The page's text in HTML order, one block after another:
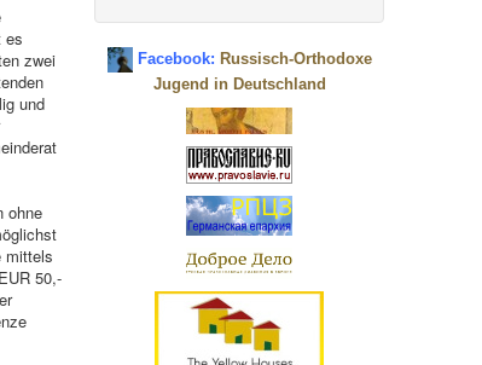
es
zwei
und
ohne
mittels
50,-
Facebook: Russisch-Orthodoxe
Jugend in Deutschland